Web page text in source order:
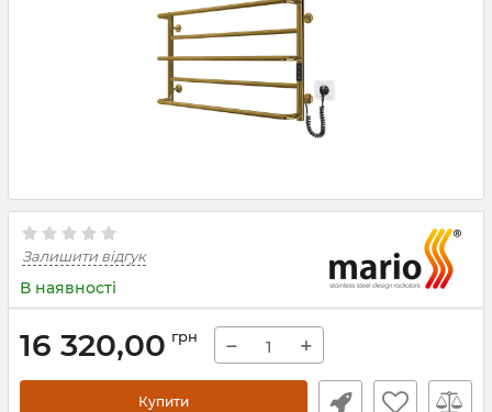
Залишити відгук
В наявності
16 320,00 грн − +
Купити